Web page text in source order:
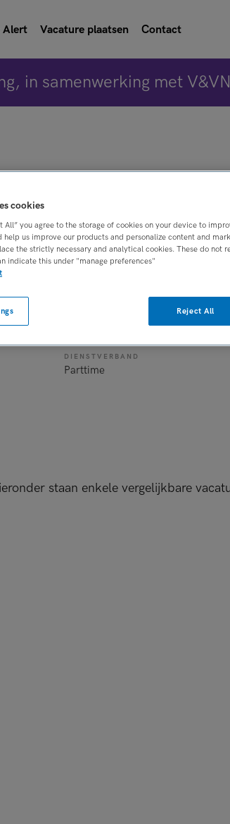
Alert Vacature plaatsen Contact
in samenwerking met V&VN
FACT
Zelfstandige kliniek
DIENSTVERBAND
Parttime
staan enkele vergelijkbare
cookies
All” you agree to the storage of cookies on your device to
help us improve our products and personalize content and
the strictly necessary and analytical cookies. These do not
indicate this under "manage preferences"
Reject All